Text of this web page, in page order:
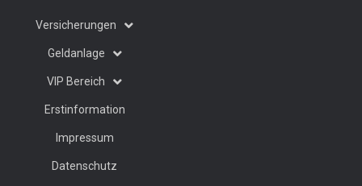
Versicherungen
Geldanlage
VIP Bereich
Erstinformation
Impressum
Datenschutz